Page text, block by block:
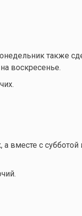
также
воскресенье.
вместе с субботой